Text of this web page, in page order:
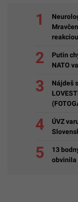
Putin
NATO
Nájdeš
ÚVZ
13
obvinila